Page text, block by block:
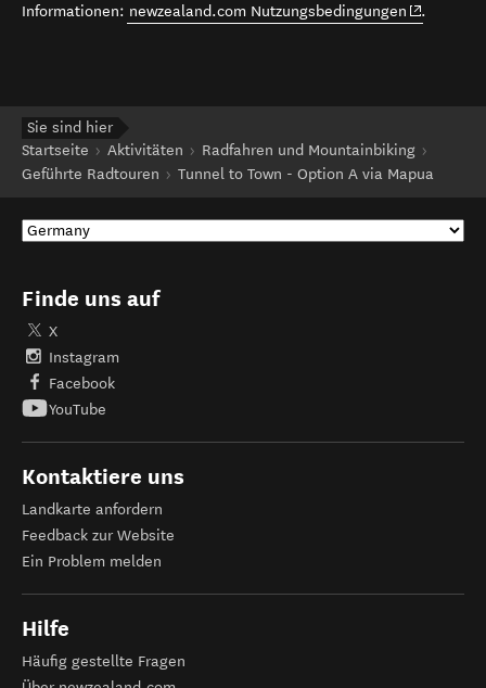
Informationen: newzealand.com Nutzungsbedingungen (opens in
.
Sie sind hier
Startseite
Aktivitäten
Radfahren und Mountainbiking
Geführte Radtouren
Tunnel to Town - Option A via Mapua
Finde uns auf
X
Instagram
Facebook
YouTube
Kontaktiere uns
Landkarte anfordern
Feedback zur Website
Ein Problem melden
Hilfe
Häufig gestellte Fragen